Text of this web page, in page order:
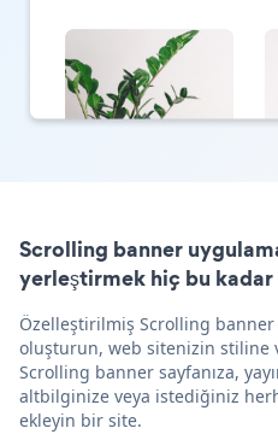
Scrolling banner
yerleştirmek hiç bu kadar
Özelleştirilmiş Scrolling banner
oluşturun, web sitenizin stiline
Scrolling banner sayfanıza,
altbilginize veya istediğiniz
ekleyin bir site.